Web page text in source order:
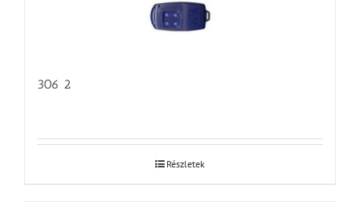
306 2
Részletek